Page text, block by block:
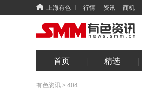
上海有色 行情 资讯 商机
首页 精选
有色资讯> 404